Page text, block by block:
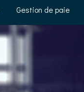
Gestion de paie